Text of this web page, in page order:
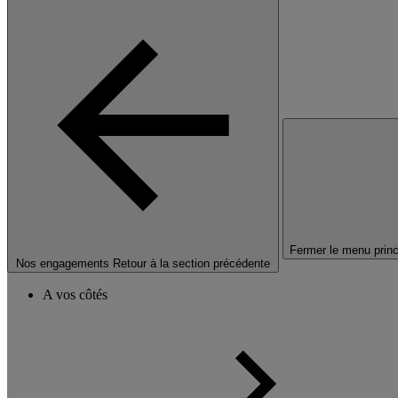
Nos engagements Retour à la section précédente
Fermer le menu
A vos côtés